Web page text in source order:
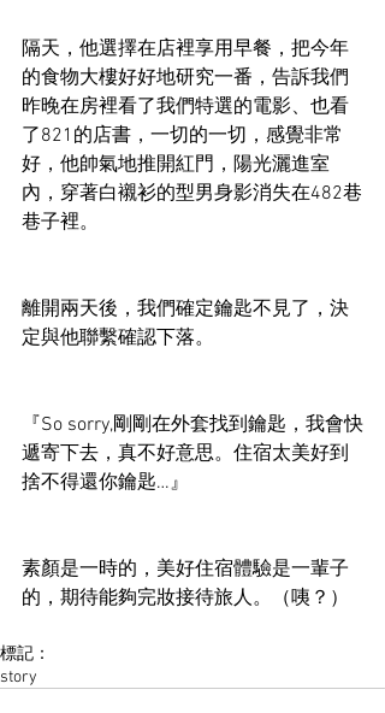
隔天，他選擇在店裡享用早餐，把今年
的食物大樓好好地研究一番，告訴我們
昨晚在房裡看了我們特選的電影、也看
了821的店書，一切的一切，感覺非常
好，他帥氣地推開紅門，陽光灑進室
內，穿著白襯衫的型男身影消失在482巷
巷子裡。
離開兩天後，我們確定鑰匙不見了，決
定與他聯繫確認下落。
『So sorry,剛剛在外套找到鑰匙，我會快
遞寄下去，真不好意思。住宿太美好到
捨不得還你鑰匙…』
素顏是一時的，美好住宿體驗是一輩子
的，期待能夠完妝接待旅人。（咦？）
標記：
story